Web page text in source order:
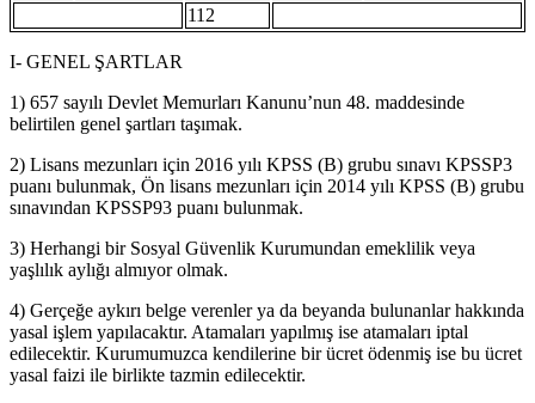
112
I- GENEL ŞARTLAR
1) 657 sayılı Devlet Memurları Kanunu’nun 48. maddesinde
belirtilen genel şartları taşımak.
2) Lisans mezunları için 2016 yılı KPSS (B) grubu sınavı KPSSP3
puanı bulunmak, Ön lisans mezunları için 2014 yılı KPSS (B) grubu
sınavından KPSSP93 puanı bulunmak.
3) Herhangi bir Sosyal Güvenlik Kurumundan emeklilik veya
yaşlılık aylığı almıyor olmak.
4) Gerçeğe aykırı belge verenler ya da beyanda bulunanlar hakkında
yasal işlem yapılacaktır. Atamaları yapılmış ise atamaları iptal
edilecektir. Kurumumuzca kendilerine bir ücret ödenmiş ise bu ücret
yasal faizi ile birlikte tazmin edilecektir.